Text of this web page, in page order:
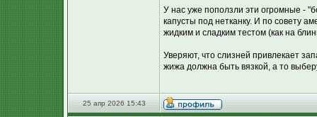
У нас уже поползли эти огромные -
капусты под нетканку. И по совету
жидким и сладким тестом (как на
Уверяют, что слизней привлекает
жижа должна быть вязкой, а то
25 апр 2026 15:43